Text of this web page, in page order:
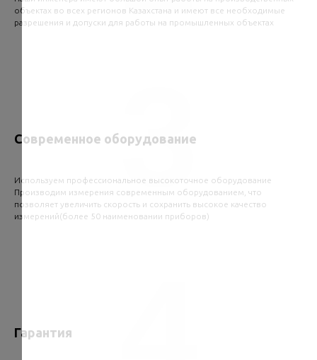
объектах во всех регионов Казахстана и имеют все необходимые
разрешения и допуски для работы на промышленных объектах
Современное оборудование
Используем профессиональное высокоточное оборудование
Производим измерения современным оборудованием, что
позволяет увеличить скорость и сохранить высокое качество
измерений(более 50 наименовании приборов)
3
Гарантия